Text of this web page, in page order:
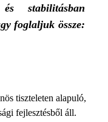
stabilitásban
foglaljuk össze:
tiszteleten alapuló,
fejlesztésből áll.